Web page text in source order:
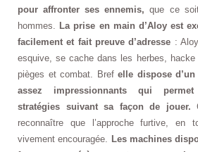
pour affronter ses ennemis, que ce
hommes. La prise en main d’Aloy est
facilement et fait preuve d’adresse :
esquive, se cache dans les herbes,
pièges et combat. Brefelle dispose
assez impressionnants qui permet
stratégies suivant sa façon de jouer.
reconnaître que l’approche furtive,
vivement encouragée. Les machines